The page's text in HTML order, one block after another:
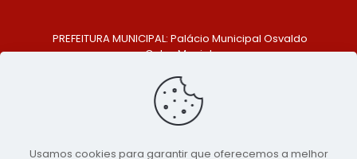
PREFEITURA MUNICIPAL: Palácio Municipal Osvaldo
Celso Maciel
Centro, São Bento do Una - PE. CEP: 553370-128
TELEFONE: (81) 99548-1569
E-MAIL: ouvidoria@saobentodouna.pe.gov.br
Usamos cookies para garantir que oferecemos a melhor